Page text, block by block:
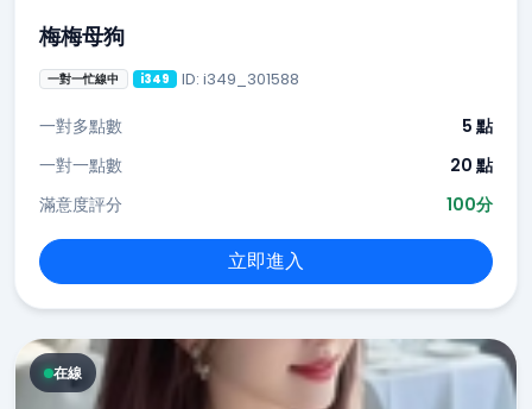
梅梅母狗
一對一忙線中 i349 ID: i349_301588
一對多點數
5 點
一對一點數
20 點
滿意度評分
100分
立即進入
在線